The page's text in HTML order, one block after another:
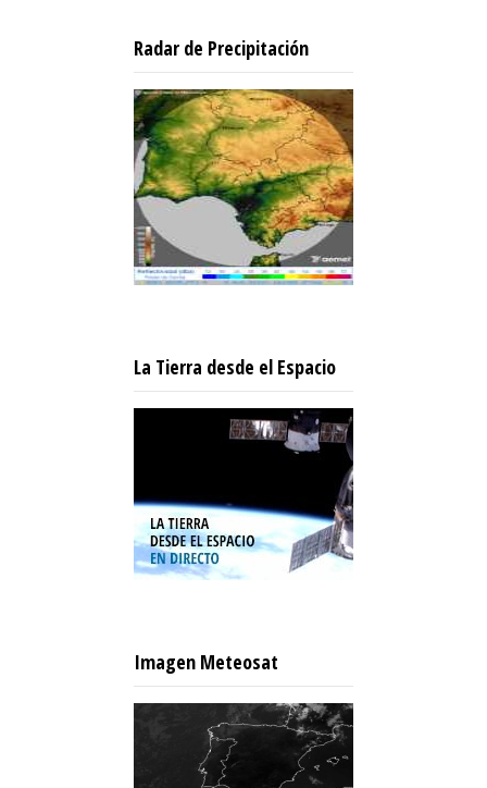
Radar de Precipitación
La Tierra desde el Espacio
Imagen Meteosat